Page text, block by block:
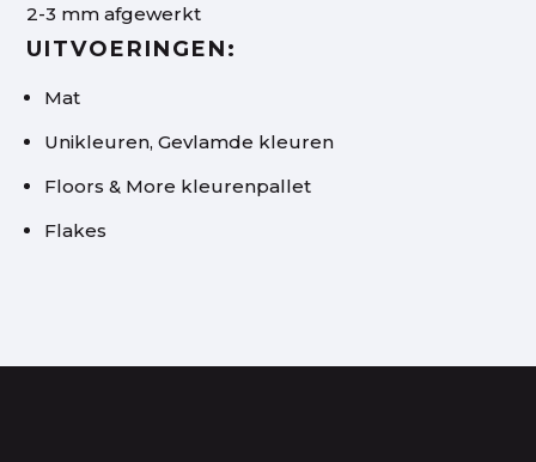
2-3 mm afgewerkt
UITVOERINGEN:
Mat
Unikleuren, Gevlamde kleuren
Floors & More kleurenpallet
Flakes